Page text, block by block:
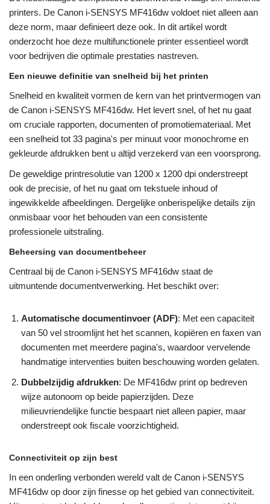
printers. De Canon i-SENSYS MF416dw voldoet niet alleen aan
deze norm, maar definieert deze ook. In dit artikel wordt
onderzocht hoe deze multifunctionele printer essentieel wordt
voor bedrijven die optimale prestaties nastreven.
Een nieuwe definitie van snelheid bij het printen
Snelheid en kwaliteit vormen de kern van het printvermogen van
de Canon i-SENSYS MF416dw. Het levert snel, of het nu gaat
om cruciale rapporten, documenten of promotiemateriaal. Met
een snelheid tot 33 pagina's per minuut voor monochrome en
gekleurde afdrukken bent u altijd verzekerd van een voorsprong.
De geweldige printresolutie van 1200 x 1200 dpi onderstreept
ook de precisie, of het nu gaat om tekstuele inhoud of
ingewikkelde afbeeldingen. Dergelijke onberispelijke details zijn
onmisbaar voor het behouden van een consistente
professionele uitstraling.
Beheersing van documentbeheer
Centraal bij de Canon i-SENSYS MF416dw staat de
uitmuntende documentverwerking. Het beschikt over:
Automatische documentinvoer (ADF): Met een capaciteit
van 50 vel stroomlijnt het het scannen, kopiëren en faxen van
documenten met meerdere pagina's, waardoor vervelende
handmatige interventies buiten beschouwing worden gelaten.
Dubbelzijdig afdrukken: De MF416dw print op bedreven
wijze autonoom op beide papierzijden. Deze
milieuvriendelijke functie bespaart niet alleen papier, maar
onderstreept ook fiscale voorzichtigheid.
Connectiviteit op zijn best
In een onderling verbonden wereld valt de Canon i-SENSYS
MF416dw op door zijn finesse op het gebied van connectiviteit.